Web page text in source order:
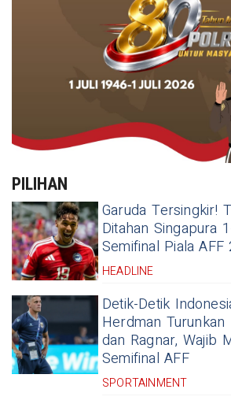
PILIHAN
Garuda Tersingkir!
Ditahan Singapura
Semifinal Piala
HEADLINE
Detik-Detik
Herdman
dan Ragnar, Wajib
Semifinal AFF
SPORTAINMENT